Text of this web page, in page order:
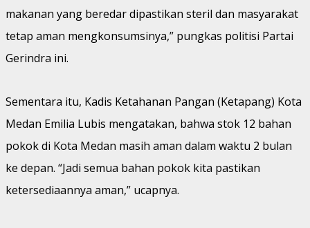
makanan yang beredar dipastikan steril dan masyarakat
tetap aman mengkonsumsinya,” pungkas politisi Partai
Gerindra ini.
Sementara itu, Kadis Ketahanan Pangan (Ketapang) Kota
Medan Emilia Lubis mengatakan, bahwa stok 12 bahan
pokok di Kota Medan masih aman dalam waktu 2 bulan
ke depan. “Jadi semua bahan pokok kita pastikan
ketersediaannya aman,” ucapnya.